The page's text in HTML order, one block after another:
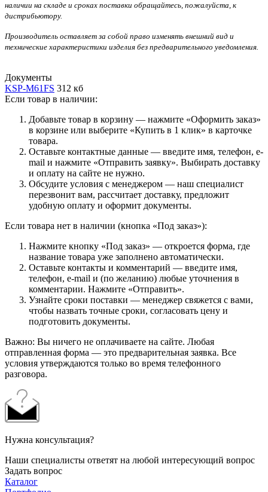
наличии на складе и сроках поставки обращайтесь, пожалуйста, к
дистрибьютору.
Производитель оставляет за собой право изменять внешний вид и
технические характеристики изделия без предварительного уведомления.
Документы
KSP-M61FS 312 кб
Если товар в наличии:
Добавьте товар в корзину — нажмите «Оформить заказ»
в корзине или выберите «Купить в 1 клик» в карточке
товара.
Оставьте контактные данные — введите имя, телефон, e-
mail и нажмите «Отправить заявку». Выбирать доставку
и оплату на сайте не нужно.
Обсудите условия с менеджером — наш специалист
перезвонит вам, рассчитает доставку, предложит
удобную оплату и оформит документы.
Если товара нет в наличии (кнопка «Под заказ»):
Нажмите кнопку «Под заказ» — откроется форма, где
название товара уже заполнено автоматически.
Оставьте контакты и комментарий — введите имя,
телефон, e-mail и (по желанию) любые уточнения в
комментарии. Нажмите «Отправить».
Узнайте сроки поставки — менеджер свяжется с вами,
чтобы назвать точные сроки, согласовать цену и
подготовить документы.
Важно: Вы ничего не оплачиваете на сайте. Любая
отправленная форма — это предварительная заявка. Все
условия утверждаются только во время телефонного
разговора.
Нужна консультация?
Наши специалисты ответят на любой интересующий вопрос
Задать вопрос
Каталог